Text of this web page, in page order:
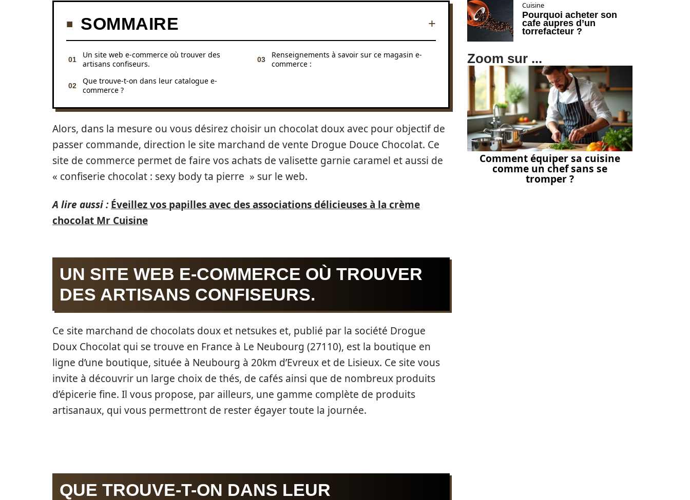
SOMMAIRE
Un site web e-commerce où trouver des
artisans confiseurs.
Que trouve-t-on dans leur catalogue e-
commerce ?
Renseignements à savoir sur ce magasin e-
commerce :
Alors, dans la mesure ou vous désirez choisir un chocolat doux avec pour objectif de
passer commande, direction le site marchand de vente Drogue Douce Chocolat. Ce
site de commerce permet de faire vos achats de valisette garnie caramel et aussi de
« confiserie chocolat : sexy body ta pierre » sur le web.
A lire aussi : Éveillez vos papilles avec des associations délicieuses à la crème
chocolat Mr Cuisine
UN SITE WEB E-COMMERCE OÙ TROUVER
DES ARTISANS CONFISEURS.
Ce site marchand de chocolats doux et netsukes et, publié par la société Drogue
Doux Chocolat qui se trouve en France à Le Neubourg (27110), est la boutique en
ligne d’une boutique, située à Neubourg à 20km d’Evreux et de Lisieux. Ce site vous
invite à découvrir un large choix de thés, de cafés ainsi que de nombreux produits
d’épicerie fine. Il vous propose, par ailleurs, une gamme complète de produits
artisanaux, qui vous permettront de rester égayer toute la journée.
QUE TROUVE-T-ON DANS LEUR
Cuisine
Pourquoi acheter son
cafe aupres d’un
torrefacteur ?
Zoom sur ...
Comment équiper sa cuisine
comme un chef sans se
tromper ?